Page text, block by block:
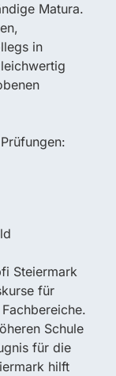
Matura.
in
Steiermark
für
Schule
für die
hilft